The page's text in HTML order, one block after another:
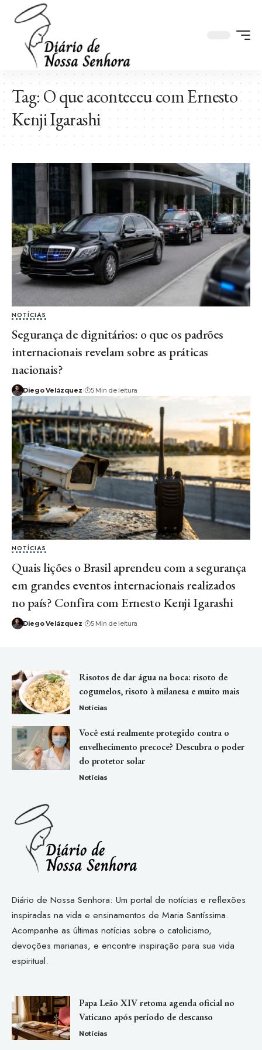
Tag:O que aconteceu com Ernesto
Kenji Igarashi
NOTÍCIAS
Segurança de dignitários: o que os padrões
internacionais revelam sobre as práticas
nacionais?
Diego Velázquez 5 Min de leitura
NOTÍCIAS
Quais lições o Brasil aprendeu com a segurança
em grandes eventos internacionais realizados
no país? Confira com Ernesto Kenji Igarashi
Diego Velázquez 5 Min de leitura
Risotos de dar água na boca: risoto de
cogumelos, risoto à milanesa e muito mais
Notícias
Você está realmente protegido contra o
envelhecimento precoce? Descubra o poder
do protetor solar
Notícias
Diário de Nossa Senhora: Um portal de notícias e reflexões
inspiradas na vida e ensinamentos de Maria Santíssima.
Acompanhe as últimas notícias sobre o catolicismo,
devoções marianas, e encontre inspiração para sua vida
espiritual.
Papa Leão XIV retoma agenda oficial no
Vaticano após período de descanso
Notícias